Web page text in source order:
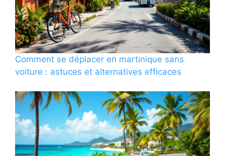
Comment se déplacer en martinique sans
voiture : astuces et alternatives efficaces